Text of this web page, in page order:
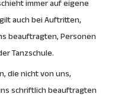
immer auf eigene
auch bei Auftritten,
beauftragten, Personen
Tanzschule.
die nicht von uns,
schriftlich beauftragten